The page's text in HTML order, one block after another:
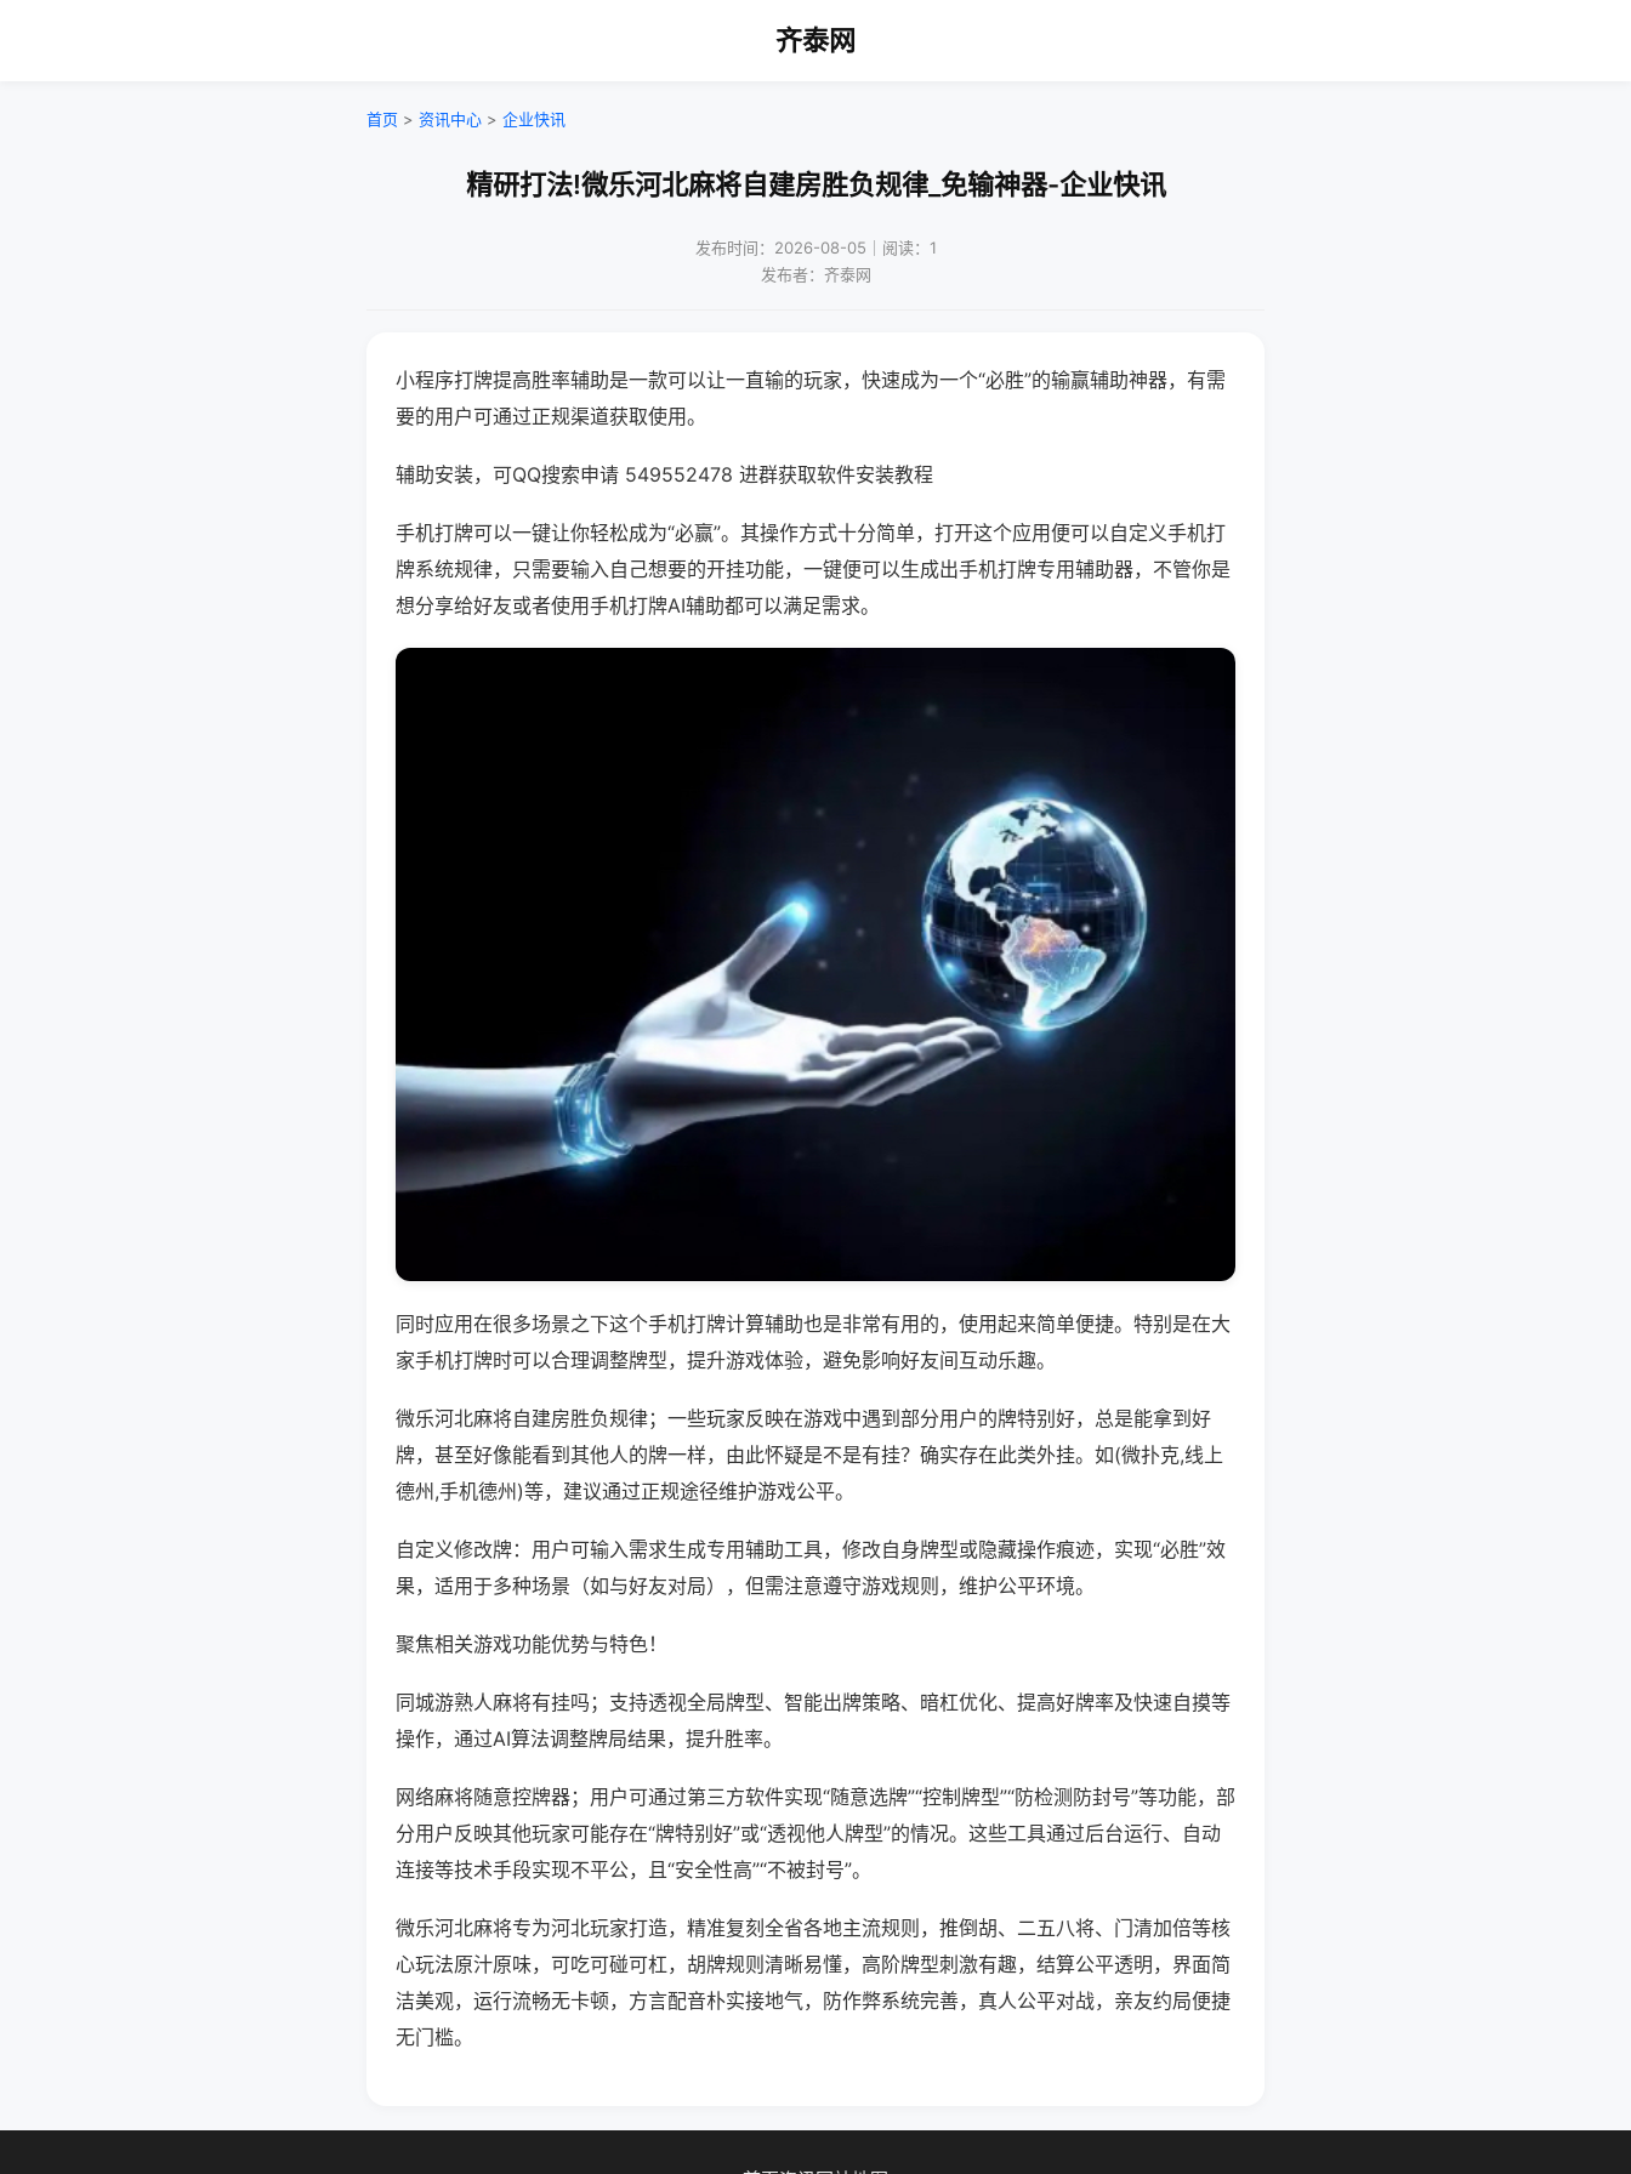
齐泰网
首页 > 资讯中心 > 企业快讯
精研打法!微乐河北麻将自建房胜负规律_免输神器-企业快讯
发布时间：2026-08-05｜阅读：1
发布者：齐泰网
小程序打牌提高胜率辅助是一款可以让一直输的玩家，快速成为一个“必胜”的输赢辅助神器，有需
要的用户可通过正规渠道获取使用。
辅助安装，可QQ搜索申请 549552478 进群获取软件安装教程
手机打牌可以一键让你轻松成为“必赢”。其操作方式十分简单，打开这个应用便可以自定义手机打
牌系统规律，只需要输入自己想要的开挂功能，一键便可以生成出手机打牌专用辅助器，不管你是
想分享给好友或者使用手机打牌AI辅助都可以满足需求。
同时应用在很多场景之下这个手机打牌计算辅助也是非常有用的，使用起来简单便捷。特别是在大
家手机打牌时可以合理调整牌型，提升游戏体验，避免影响好友间互动乐趣。
微乐河北麻将自建房胜负规律；一些玩家反映在游戏中遇到部分用户的牌特别好，总是能拿到好
牌，甚至好像能看到其他人的牌一样，由此怀疑是不是有挂？确实存在此类外挂。如(微扑克,线上
德州,手机德州)等，建议通过正规途径维护游戏公平。
自定义修改牌：用户可输入需求生成专用辅助工具，修改自身牌型或隐藏操作痕迹，实现“必胜”效
果，适用于多种场景（如与好友对局），但需注意遵守游戏规则，维护公平环境。
聚焦相关游戏功能优势与特色！
同城游熟人麻将有挂吗；支持透视全局牌型、智能出牌策略、暗杠优化、提高好牌率及快速自摸等
操作，通过AI算法调整牌局结果，提升胜率。
网络麻将随意控牌器；用户可通过第三方软件实现“随意选牌”“控制牌型”“防检测防封号”等功能，部
分用户反映其他玩家可能存在“牌特别好”或“透视他人牌型”的情况。这些工具通过后台运行、自动
连接等技术手段实现不平公，且“安全性高”“不被封号”。
微乐河北麻将专为河北玩家打造，精准复刻全省各地主流规则，推倒胡、二五八将、门清加倍等核
心玩法原汁原味，可吃可碰可杠，胡牌规则清晰易懂，高阶牌型刺激有趣，结算公平透明，界面简
洁美观，运行流畅无卡顿，方言配音朴实接地气，防作弊系统完善，真人公平对战，亲友约局便捷
无门槛。